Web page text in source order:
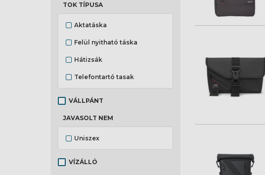
TOK TÍPUSA
Aktatáska
Felül nyitható táska
Hátizsák
Telefontartó tasak
VÁLLPÁNT
JAVASOLT NEM
Uniszex
VÍZÁLLÓ